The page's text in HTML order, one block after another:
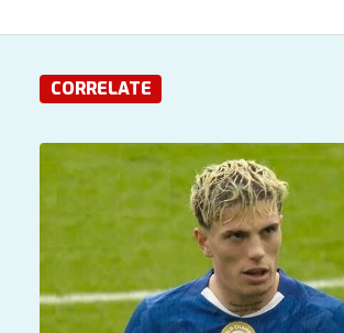
CORRELATE